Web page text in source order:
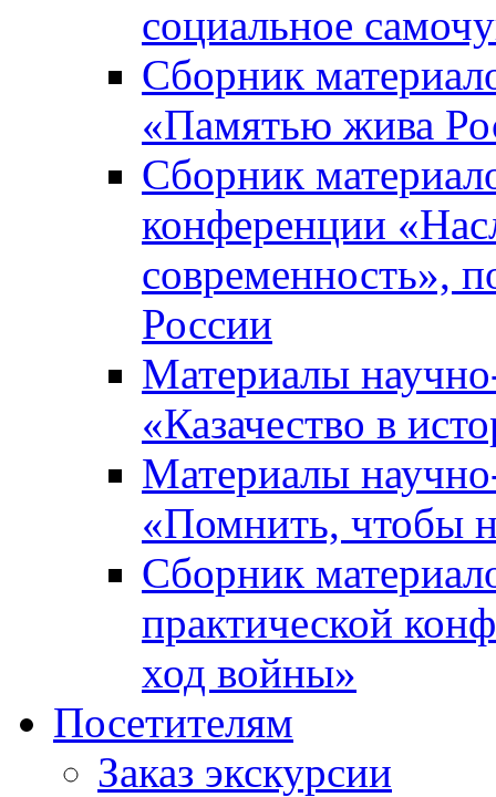
социальное
Сборник
«Памятью жива
Сборник
конференции
современность»,
России
Материалы
«Казачество в
Материалы
«Помнить, чтобы
Сборник
практической
ход войны»
Посетителям
Заказ экскурсии